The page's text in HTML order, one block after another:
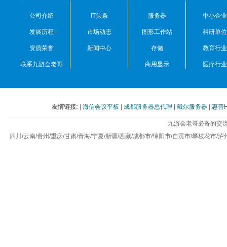
公司介绍
发展历程
资质荣誉
联系九游会老哥
IT头条
市场动态
新闻中心
服务器
图形工作站
存储
商用显示
中小企业
科研单位
教育行业
医疗行业
友情链接: |海信会议平板 | 成都服务器总代理 |戴尔服务器 |惠普
九游会老哥必备的
四川/云南/贵州/重庆/甘肃/青海/宁夏/新疆/西藏/成都市/绵阳市/自贡市/攀枝花市/泸州